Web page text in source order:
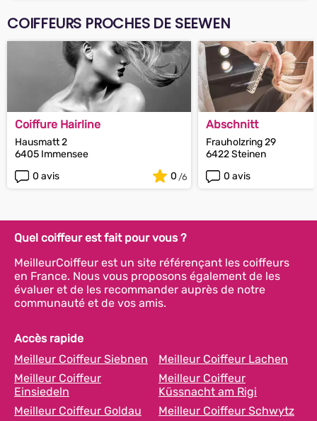
COIFFEURS PROCHES DE SEEWEN
Coiffure Hairline
Hausmatt 2
6405 Immensee
0 avis
0
Abschnitt
Frauholzring 29
6422 Steinen
0 avis
Quel coiffeur est fait pour vous ?
MeilleurCoiffeur est un site référençant les coiffeurs
en France. Nous vous proposons également de les
évaluer et de les recommander auprès de notre
communauté et de vos amis.
Accès rapide
Meilleur Coiffeur Siebnen
Meilleur Coiffeur Lachen
Meilleur Coiffeur
Einsiedeln
Meilleur Coiffeur
Küssnacht am Rigi
Meilleur Coiffeur Goldau
Meilleur Coiffeur Schwytz